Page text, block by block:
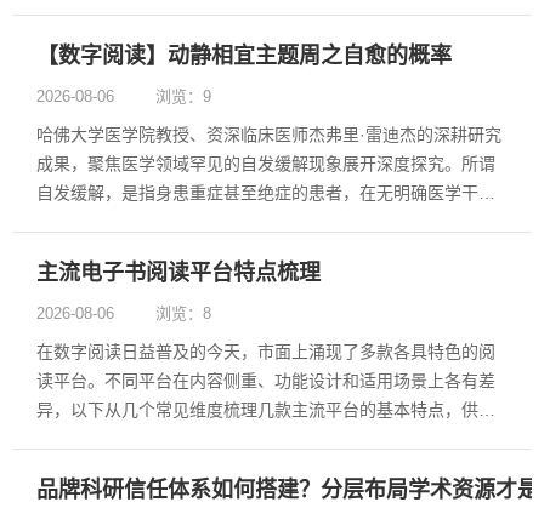
【数字阅读】动静相宜主题周之自愈的概率
2026-08-06 浏览：9
哈佛大学医学院教授、资深临床医师杰弗里·雷迪杰的深耕研究
成果，聚焦医学领域罕见的自发缓解现象展开深度探究。所谓
自发缓解，是指身患重症甚至绝症的患者，在无明确医学干预
续追踪、记录海量重症患者的抗......
主流电子书阅读平台特点梳理
2026-08-06 浏览：8
在数字阅读日益普及的今天，市面上涌现了多款各具特色的阅
读平台。不同平台在内容侧重、功能设计和适用场景上各有差
异，以下从几个常见维度梳理几款主流平台的基本特点，供读
进度。内置AI支持盘内文档......
品牌科研信任体系如何搭建？分层布局学术资源才